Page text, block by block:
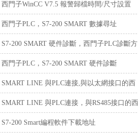
西門子WinCC V7.5 報警歸檔時間/尺寸設置
西門子PLC，S7-200 SMART 數據尋址
S7-200 SMART 硬件診斷，西門子PLC診斷方
西門子PLC，S7-200 SMART 硬件診斷
SMART LINE 與PLC連接,與以太網接口的西
的通信
SMART LINE 與PLC連接，與RS485接口的西
的通信
S7-200 Smart編程軟件下載地址